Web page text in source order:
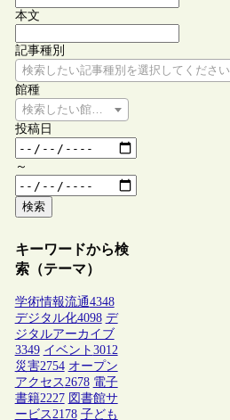
本文
記事種別
検索したい記事種別を選択してください
館種
検索したい館種を選択してください
投稿日
～
検索
キーワードから検
索（テーマ）
学術情報流通4348
デジタル化4098 デ
ジタルアーカイブ
3349 イベント 3012
災害2754 オープン
アクセス 2678 電子
書籍2227 図書館サ
ービス 2178 子ども